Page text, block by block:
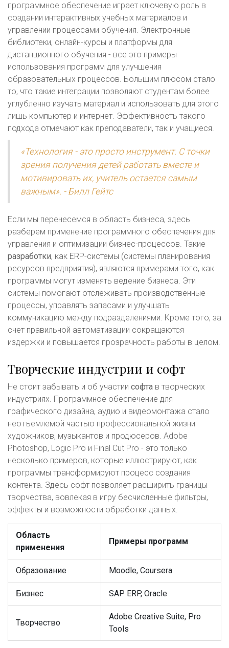
программное обеспечение играет ключевую роль в
создании интерактивных учебных материалов и
управлении процессами обучения. Электронные
библиотеки, онлайн-курсы и платформы для
дистанционного обучения - все это примеры
использования программ для улучшения
образовательных процессов. Большим плюсом стало
то, что такие интеграции позволяют студентам более
углубленно изучать материал и использовать для этого
лишь компьютер и интернет. Эффективность такого
подхода отмечают как преподаватели, так и учащиеся.
«Технология - это просто инструмент. С точки
зрения получения детей работать вместе и
мотивировать их, учитель остается самым
важным». - Билл Гейтс
Если мы перенесемся в область бизнеса, здесь
разберем применение программного обеспечения для
управления и оптимизации бизнес-процессов. Такие
разработки, как ERP-системы (системы планирования
ресурсов предприятия), являются примерами того, как
программы могут изменять ведение бизнеса. Эти
системы помогают отслеживать производственные
процессы, управлять запасами и улучшать
коммуникацию между подразделениями. Кроме того, за
счет правильной автоматизации сокращаются
издержки и повышается прозрачность работы в целом.
Творческие индустрии и софт
Не стоит забывать и об участии софта в творческих
индустриях. Программное обеспечение для
графического дизайна, аудио и видеомонтажа стало
неотъемлемой частью профессиональной жизни
художников, музыкантов и продюсеров. Adobe
Photoshop, Logic Pro и Final Cut Pro - это только
несколько примеров, которые иллюстрируют, как
программы трансформируют процесс создания
контента. Здесь софт позволяет расширить границы
творчества, вовлекая в игру бесчисленные фильтры,
эффекты и возможности обработки данных.
Область
применения
Примеры программ
Образование Moodle, Coursera
Бизнес SAP ERP, Oracle
Творчество
Adobe Creative Suite, Pro
Tools